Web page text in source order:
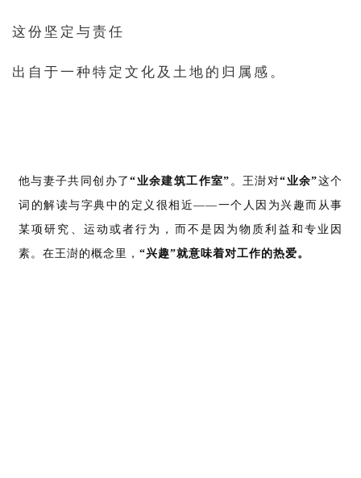
这份坚定与责任
出自于一种特定文化及土地的归属感。
他与妻子共同创办了“业余建筑工作室” 。王澍对“业余”这个
词的解读与字典中的定义很相近——一个人因为兴趣而从事
某项研究、运动或者行为，而不是因为物质利益和专业因
素。在王澍的概念里， “兴趣”就意味着对工作的热爱。